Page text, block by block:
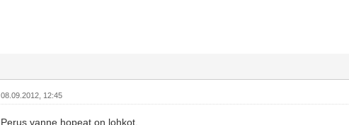
08.09.2012, 12:45
Perus vanne hopeat on lohkot.